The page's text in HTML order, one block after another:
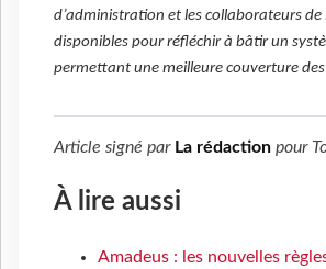
d’administration et les collaborateurs de
disponibles pour réfléchir à bâtir un
permettant une meilleure couverture
Article signé par La rédaction pour
À lire aussi
Amadeus : les nouvelles